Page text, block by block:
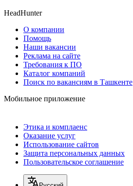
HeadHunter
О компании
Помощь
Наши вакансии
Реклама на сайте
Требования к ПО
Каталог компаний
Поиск по вакансиям в Ташкенте
Мобильное приложение
Этика и комплаенс
Оказание услуг
Использование сайтов
Защита персональных данных
Пользовательское соглашение